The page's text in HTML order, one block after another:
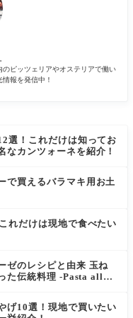
ピッツェリアやオステリアで働い
報を発信中！
選！これだけは知ってお
なカンツォーネを紹介！
で買えるバラマキ用お土
れだけは現地で食べたい
ゼのレシピと由来 玉ね
た伝統料理 -Pasta alla
げ10選！現地で買いたい